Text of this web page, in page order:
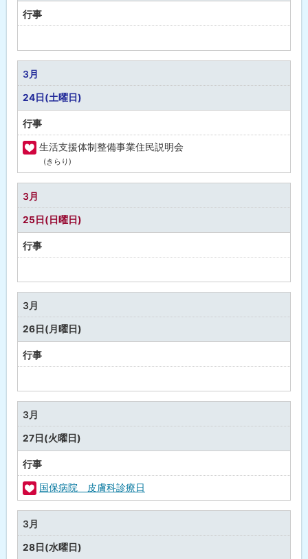
康
行事
定
な
し
3月
24日(土曜日)
行事
・
生活支援体制整備事業住民説明会
(きらり)
3月
25日(日曜日)
行事
定
な
し
3月
26日(月曜日)
行事
定
な
し
3月
27日(火曜日)
行事
福
祉
・
健
国保病院 皮膚科診療日
3月
28日(水曜日)